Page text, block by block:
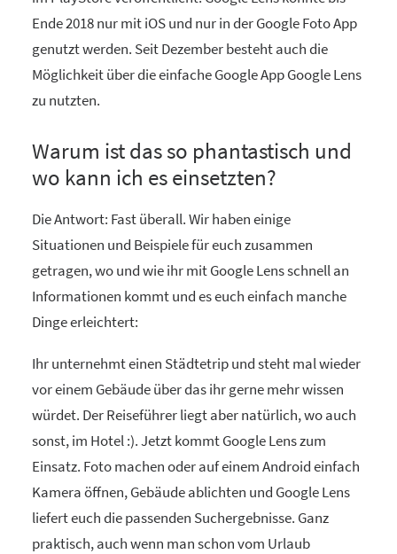
Ende 2018 nur mit iOS und nur in der Google Foto App
genutzt werden. Seit Dezember besteht auch die
Möglichkeit über die einfache Google App Google Lens
zu nutzten.
Warum ist das so phantastisch und
wo kann ich es einsetzten?
Die Antwort: Fast überall. Wir haben einige
Situationen und Beispiele für euch zusammen
getragen, wo und wie ihr mit Google Lens schnell an
Informationen kommt und es euch einfach manche
Dinge erleichtert:
Ihr unternehmt einen Städtetrip und steht mal wieder
vor einem Gebäude über das ihr gerne mehr wissen
würdet. Der Reiseführer liegt aber natürlich, wo auch
sonst, im Hotel :). Jetzt kommt Google Lens zum
Einsatz. Foto machen oder auf einem Android einfach
Kamera öffnen, Gebäude ablichten und Google Lens
liefert euch die passenden Suchergebnisse. Ganz
praktisch, auch wenn man schon vom Urlaub